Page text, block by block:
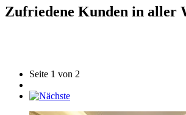
Zufriedene Kunden in aller
Seite 1 von 2